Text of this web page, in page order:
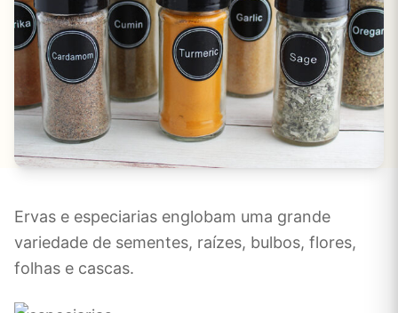
Ervas e especiarias englobam uma grande
variedade de sementes, raízes, bulbos, flores,
folhas e cascas.